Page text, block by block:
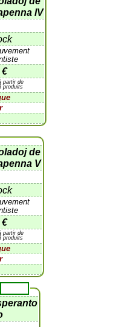
IV
€
partir de
produits
de
V
€
partir de
produits